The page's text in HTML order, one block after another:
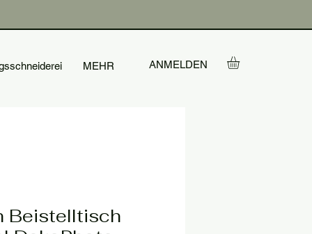
MEHR ANMELDEN
Beistelltisch